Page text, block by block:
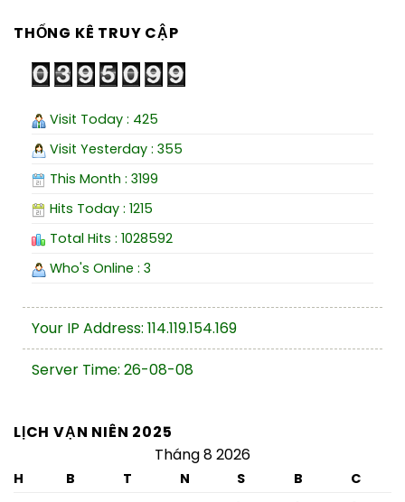
THỐNG KÊ TRUY CẬP
Visit Today : 425
Visit Yesterday : 355
This Month : 3199
Hits Today : 1215
Total Hits : 1028592
Who's Online : 3
Your IP Address: 114.119.154.169
Server Time: 26-08-08
LỊCH VẠN NIÊN 2025
Tháng 8 2026
H B T N S B
C